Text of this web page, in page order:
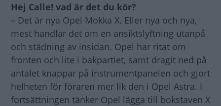
Hej Calle! vad är det du kör?
– Det är nya Opel Mokka X. Eller nya och nya,
mest handlar det om en ansiktslyftning utanpå
och städning av insidan. Opel har ritat om
fronten och lite i bakpartiet, samt dragit ned på
antalet knappar på instrumentpanelen och gjort
helheten för föraren mer lik den i Opel Astra. I
fortsättningen tänker Opel lägga till bokstaven X